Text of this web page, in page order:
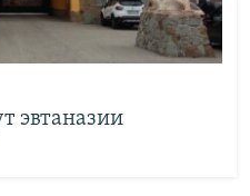
эвтаназии